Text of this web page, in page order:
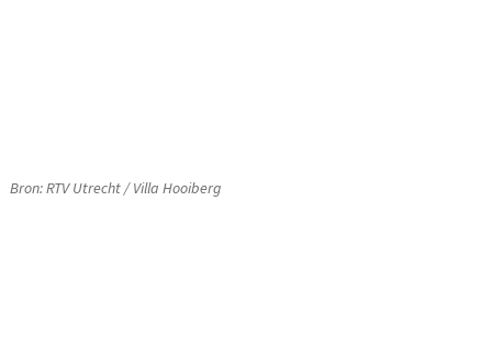
Bron: RTV Utrecht / Villa Hooiberg